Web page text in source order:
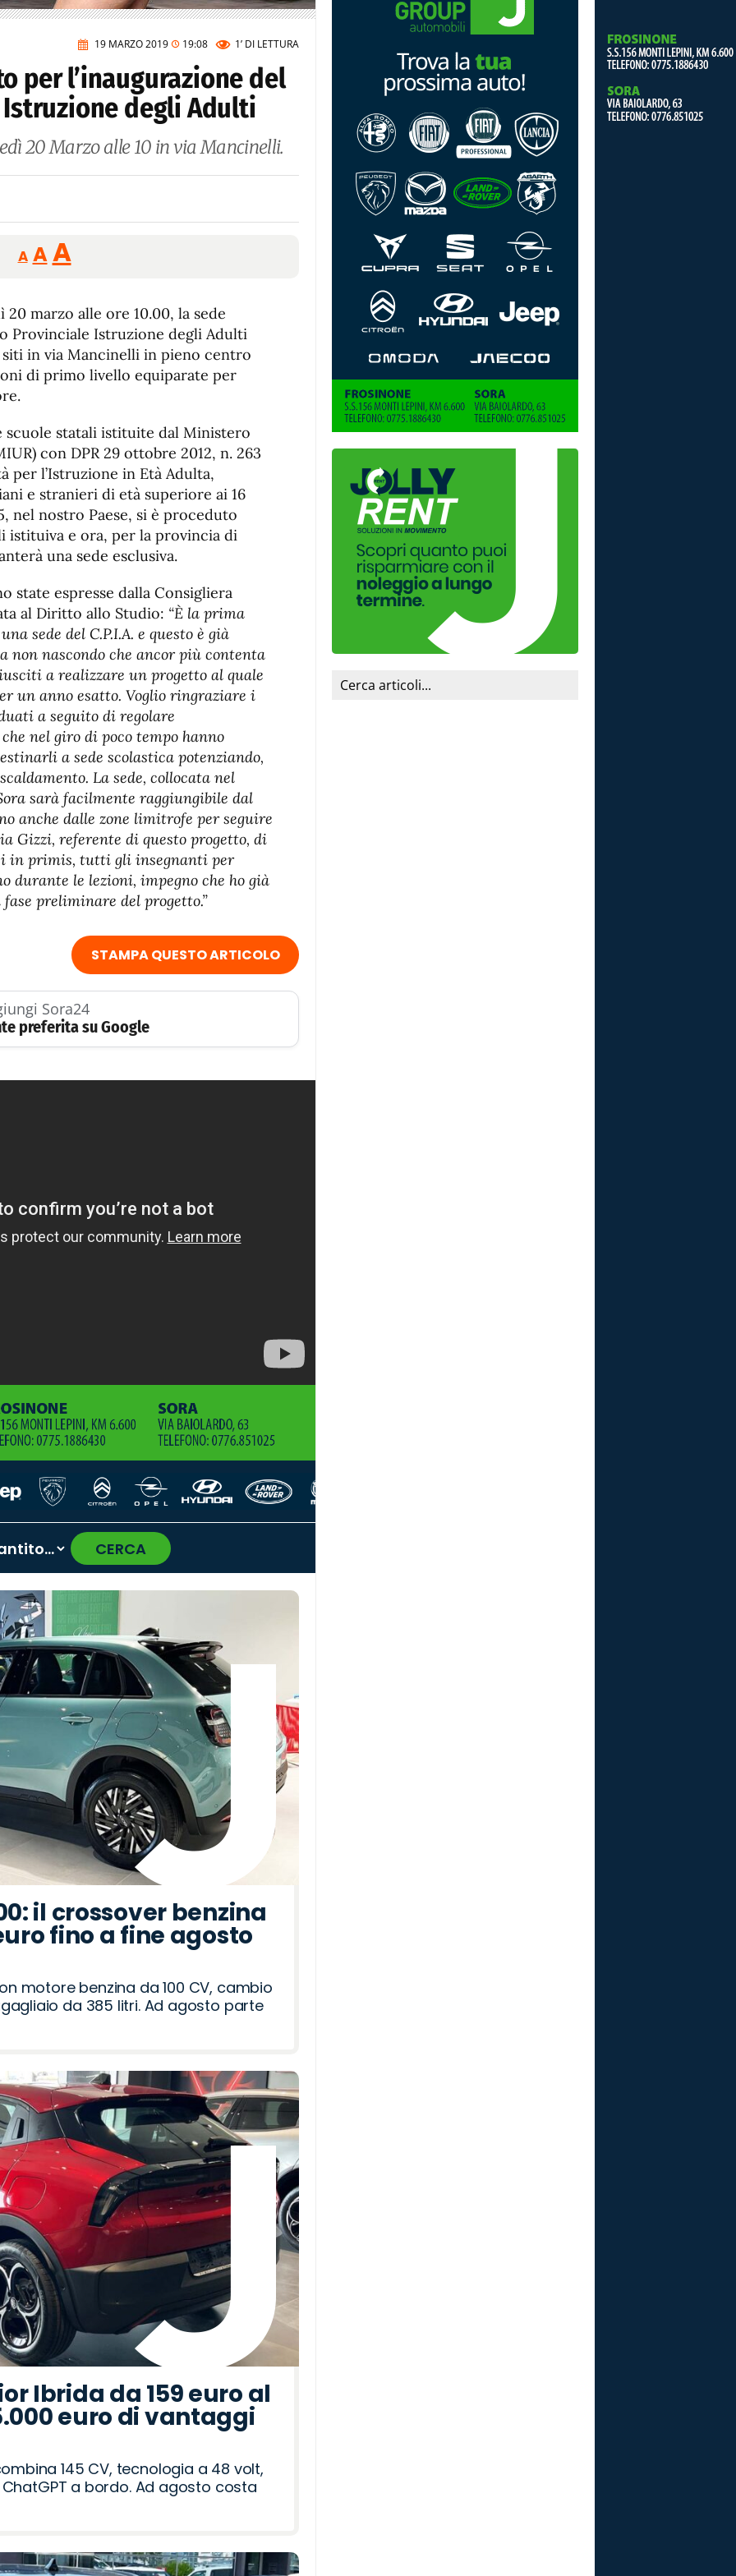
19 MARZO 2019 19:08 1’ DI LETTURA
per l’inaugurazione del
degli Adulti
20 Marzo alle 10 in via Mancinelli.
A
Reducir
tamaño
A Restablecer
tamaño
fuente
AAumentar
de
fuente.
marzo alle ore 10.00, la sede
Provinciale Istruzione degli Adulti
siti in via Mancinelli in pieno centro
di primo livello equiparate per
scuole statali istituite dal Ministero
con DPR 29 ottobre 2012, n. 263
per l’Istruzione in Età Adulta,
e stranieri di età superiore ai 16
nel nostro Paese, si è proceduto
istituiva e ora, per la provincia di
una sede esclusiva.
state espresse dalla Consigliera
al Diritto allo Studio: “È la prima
sede del C.P.I.A. e questo è già
non nascondo che ancor più contenta
a realizzare un progetto al quale
un anno esatto. Voglio ringraziare i
a seguito di regolare
nel giro di poco tempo hanno
a sede scolastica potenziando,
La sede, collocata nel
sarà facilmente raggiungibile dal
anche dalle zone limitrofe per seguire
Gizzi, referente di questo progetto, di
in primis, tutti gli insegnanti per
durante le lezioni, impegno che ho già
preliminare del progetto.”
STAMPA QUESTO ARTICOLO
Sora24
preferita su Google
CERCA
›
il crossover benzina
fino a fine agosto
motore benzina da 100 CV, cambio
da 385 litri. Ad agosto parte
Ibrida da 159 euro al
euro di vantaggi
145 CV, tecnologia a 48 volt,
a bordo. Ad agosto costa